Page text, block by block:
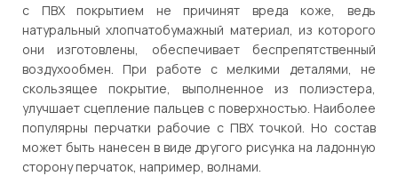
с ПВХ покрытием не причинят вреда коже, ведь
натуральный хлопчатобумажный материал, из которого
они изготовлены, обеспечивает беспрепятственный
воздухообмен. При работе с мелкими деталями, не
скользящее покрытие, выполненное из полиэстера,
улучшает сцепление пальцев с поверхностью. Наиболее
популярны перчатки рабочие с ПВХ точкой. Но состав
может быть нанесен в виде другого рисунка на ладонную
сторону перчаток, например, волнами.